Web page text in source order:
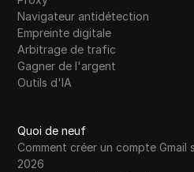
Navigateur antidétection
Empreinte digitale
Arbitrage de trafic
Gagner de l'argent
Outils d'IA
Quoi de neuf
Comment créer un compte Gmail
2026